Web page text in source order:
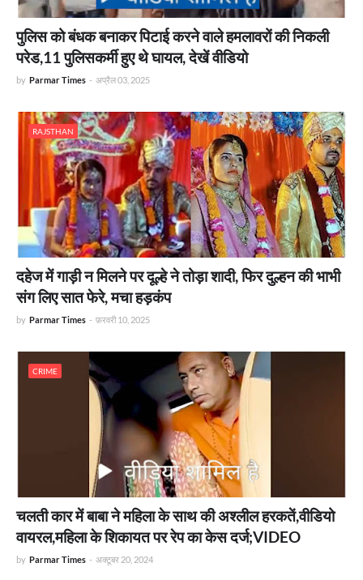
पुलिस को बंधक बनाकर पिटाई करने वाले हमलावरों की निकली
परेड,11 पुलिसकर्मी हुए थे घायल, देखें वीडियो
by Parmar Times - अप्रैल 03, 2025
RAJSTHAN
दहेज में गाड़ी न मिलने पर दूल्हे ने तोड़ा शादी, फिर दुल्हन की भाभी
संग लिए सात फेरे, मचा हड़कंप
by Parmar Times - फ़रवरी 10, 2025
CRIME
चलती कार में बाबा ने महिला के साथ की अश्लील हरकतें,वीडियो
वायरल,महिला के शिकायत पर रेप का केस दर्ज;VIDEO
by Parmar Times - अक्टूबर 20, 2024